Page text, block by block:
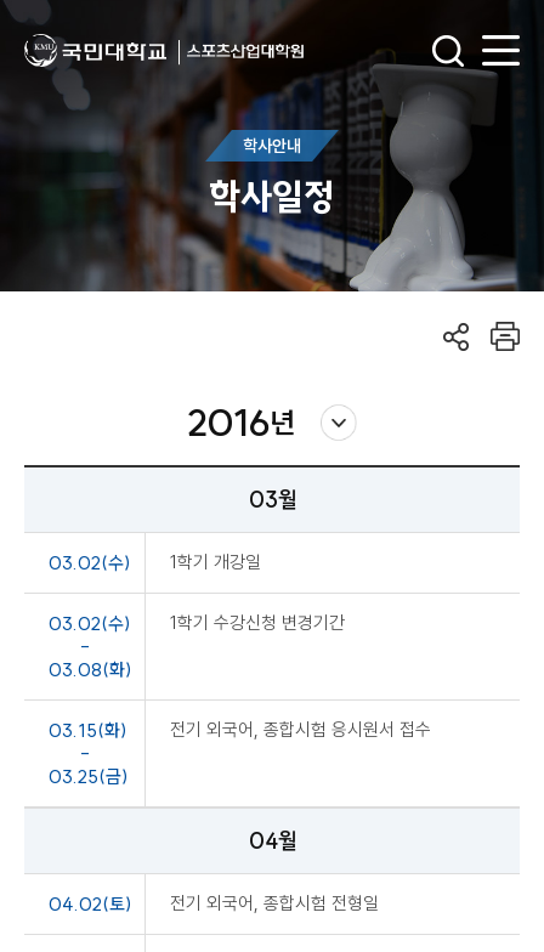
학사안내
학사일정
2016년
03월
03.02(수) 1학기 개강일
03.02(수)
-
03.08(화)
1학기 수강신청 변경기간
03.15(화)
-
03.25(금)
전기 외국어, 종합시험 응시원서 접수
04월
04.02(토) 전기 외국어, 종합시험 전형일